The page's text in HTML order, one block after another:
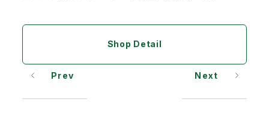
Shop Detail
Prev Next